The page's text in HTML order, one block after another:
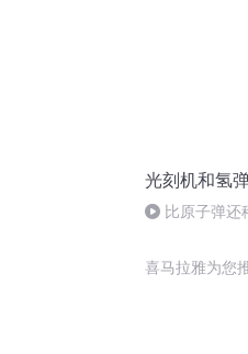
光刻机和氢
比原子弹还
喜马拉雅为您